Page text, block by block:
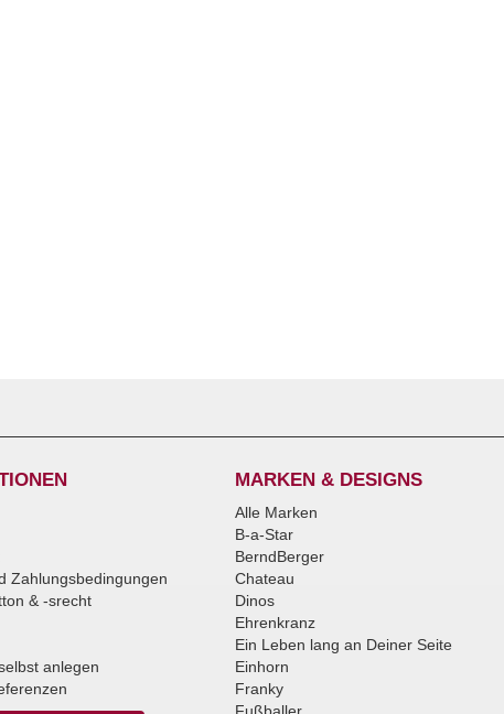
Zahlungsbedingungen
& -srecht
anlegen
MARKEN & DESIGNS
Alle Marken
B-a-Star
BerndBerger
Chateau
Dinos
Ehrenkranz
Ein Leben lang an Deiner Seite
Einhorn
Franky